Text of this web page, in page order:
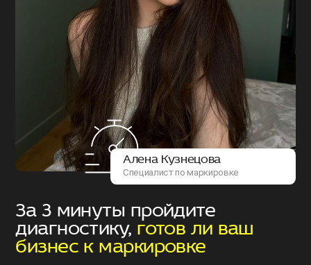
Алена Кузнецова
Специалист по маркировке
За 3 минуты пройдите
диагностику, готов ли ваш
бизнес к маркировке